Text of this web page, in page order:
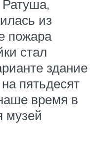
Ратуша,
из
пожара
стал
здание
пятьдесят
время в
музей